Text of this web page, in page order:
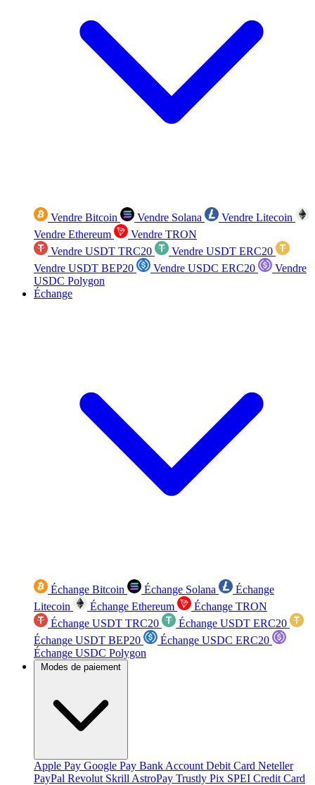
Vendre Bitcoin Vendre Solana
Vendre Litecoin
Vendre Ethereum
Vendre TRON
Vendre USDT TRC20
Vendre USDT ERC20
Vendre USDT BEP20
Vendre USDC ERC20
Vendre
USDC Polygon
Échange
Échange Bitcoin Échange Solana
Échange
Litecoin
Échange Ethereum
Échange TRON
Échange USDT TRC20
Échange USDT ERC20
Échange USDT BEP20
Échange USDC ERC20
Échange USDC Polygon
Modes de paiement
Apple Pay Google Pay Bank Account Debit Card Neteller
PayPal Revolut Skrill AstroPay Trustly Pix SPEI Credit Card